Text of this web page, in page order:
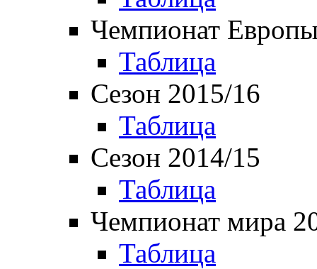
Чемпионат
Таблица
Сезон 2015/16
Таблица
Сезон 2014/15
Таблица
Чемпионат мира
Таблица